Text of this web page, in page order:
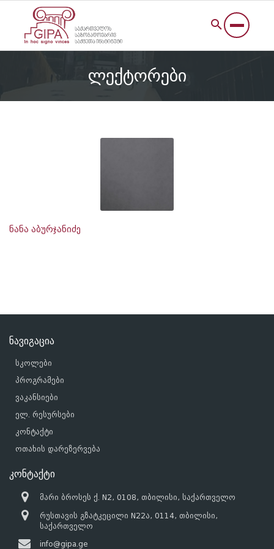
ლექტორები
ნანა აბურჯანიძე
ნავიგაცია
სკოლები
პროგრამები
ვაკანსიები
ელ. რესურსები
კონტაქტი
ოთახის დარეზერვება
კონტაქტი
მარი ბროსეს ქ. N2, 0108, თბილისი, საქართველო
რუსთავის გზატკეცილი N22ა, 0114, თბილისი,
საქართველო
info@gipa.ge